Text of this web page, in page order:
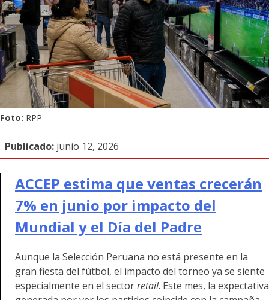
Foto: RPP
Publicado: junio 12, 2026
ACCEP estima que ventas crecerán
7% en junio por impacto del
Mundial y el Día del Padre
Aunque la Selección Peruana no está presente en la
gran fiesta del fútbol, el impacto del torneo ya se siente
especialmente en el sectorretail. Este mes, la expectativa